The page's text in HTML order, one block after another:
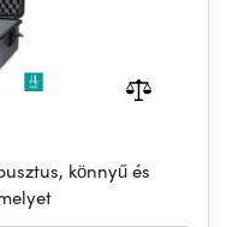
könnyű és